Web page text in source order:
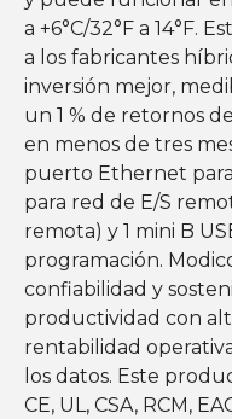
a +6°C/32°F a 14°F.
a los fabricantes
inversión mejor,
un 1 % de retornos
en menos de tres
puerto Ethernet
para red de E/S
remota) y 1 mini B
programación.
confiabilidad y
productividad con
rentabilidad
los datos. Este
CE, UL, CSA, RCM,